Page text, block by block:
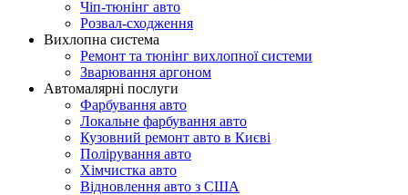
Чіп-тюнінг авто
Розвал-сходження
Вихлопна система
Ремонт та тюнінг вихлопної системи
Зварювання аргоном
Автомалярні послуги
Фарбування авто
Локальне фарбування авто
Кузовний ремонт авто в Києві
Полірування авто
Хімчистка авто
Відновлення авто з США